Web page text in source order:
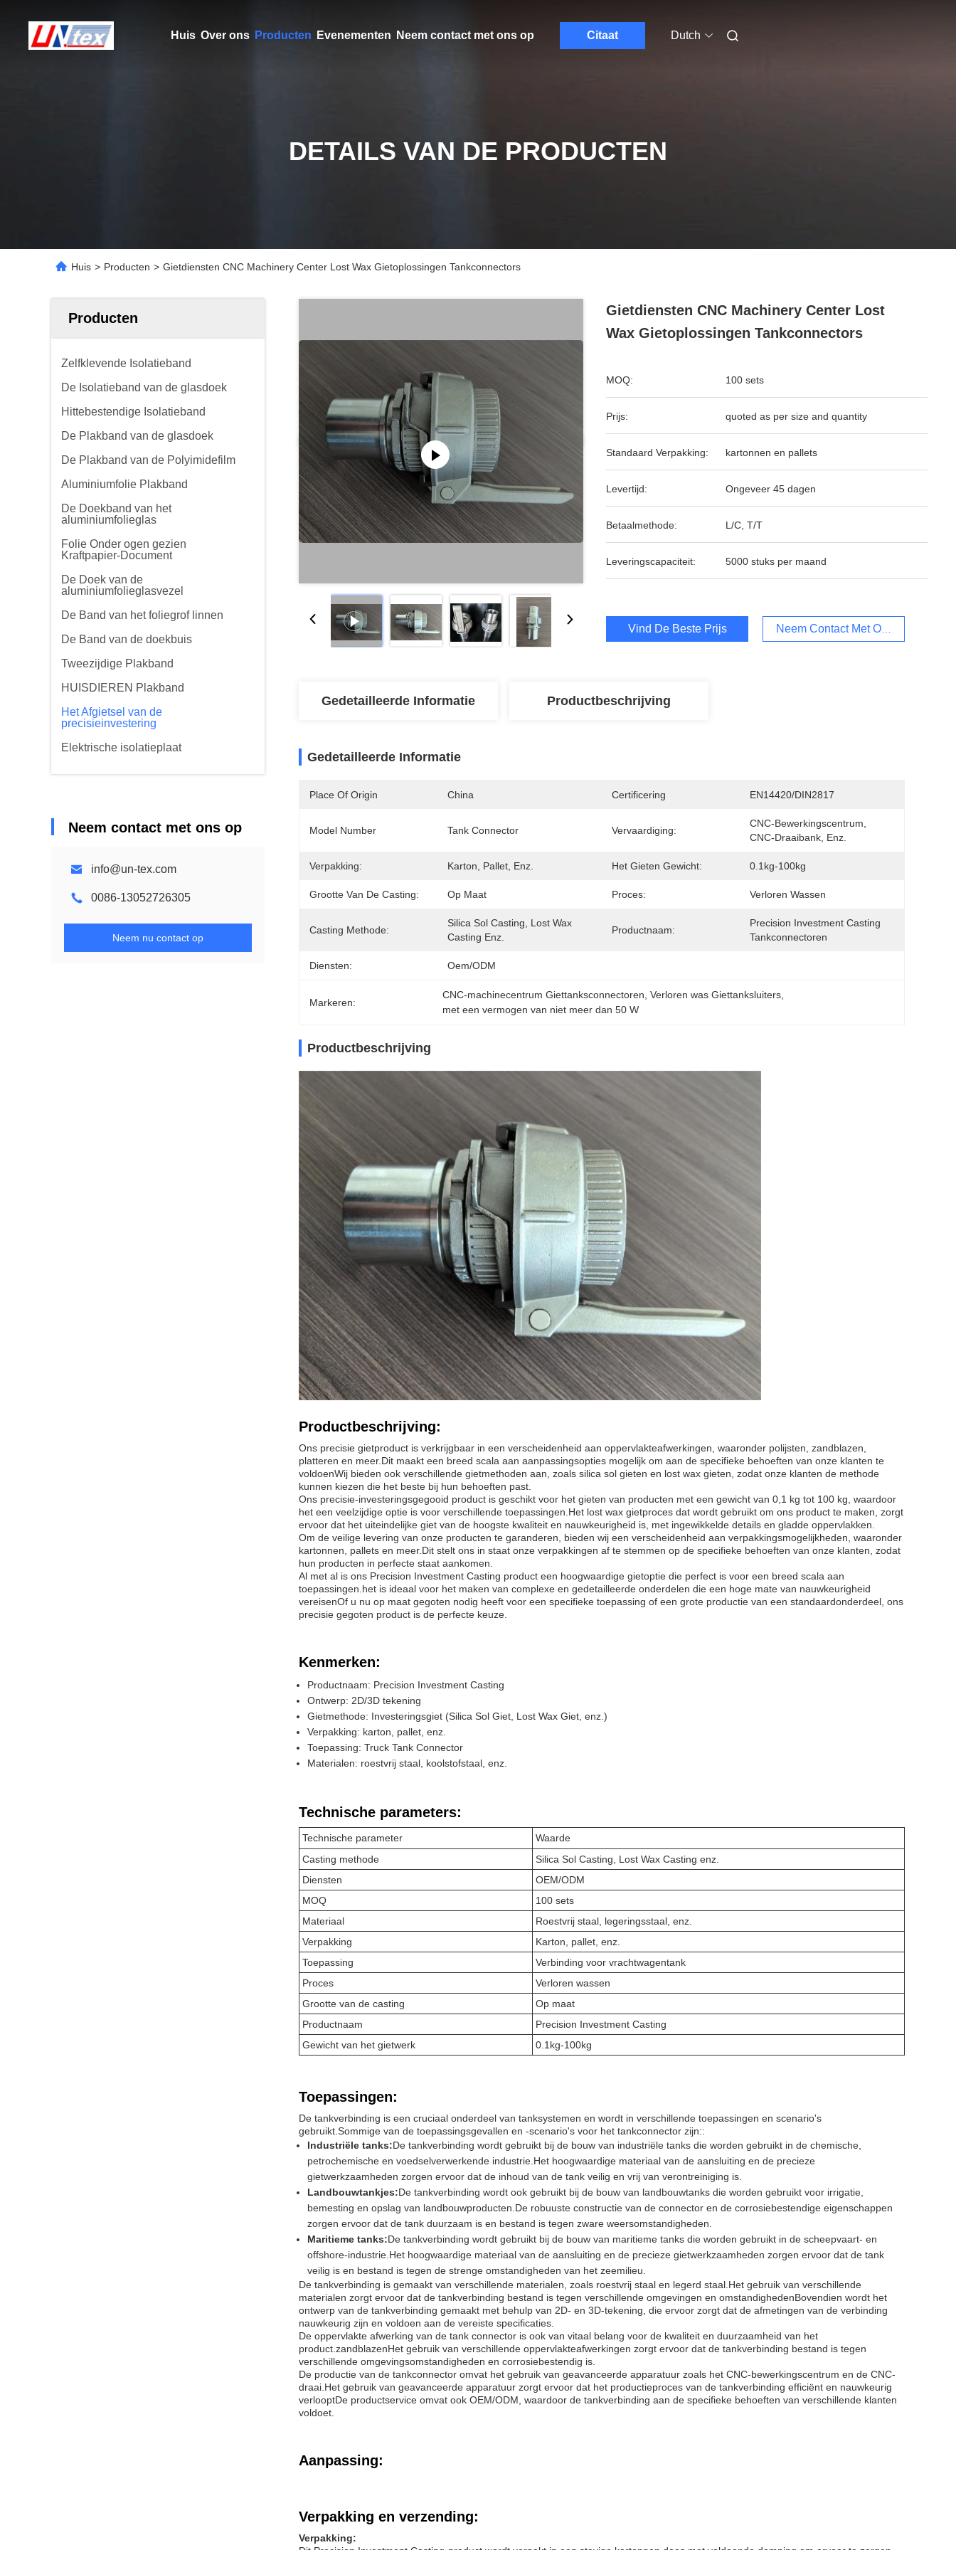
Huis Over ons Producten Evenementen Neem contact met ons op Citaat Dutch
DETAILS VAN DE PRODUCTEN
Huis > Producten > Gietdiensten CNC Machinery Center Lost Wax Gietoplossingen Tankconnectors
Producten
Zelfklevende Isolatieband
De Isolatieband van de glasdoek
Hittebestendige Isolatieband
De Plakband van de glasdoek
De Plakband van de Polyimidefilm
Aluminiumfolie Plakband
De Doekband van het
aluminiumfolieglas
Folie Onder ogen gezien
Kraftpapier-Document
De Doek van de
aluminiumfolieglasvezel
De Band van het foliegrof linnen
De Band van de doekbuis
Tweezijdige Plakband
HUISDIEREN Plakband
Het Afgietsel van de
precisieinvestering
Elektrische isolatieplaat
Neem contact met ons op
info@un-tex.com
0086-13052726305
Neem nu contact op
Gietdiensten CNC Machinery Center Lost
Wax Gietoplossingen Tankconnectors
MOQ: 100 sets
Prijs: quoted as per size and quantity
Standaard Verpakking: kartonnen en pallets
Levertijd: Ongeveer 45 dagen
Betaalmethode: L/C, T/T
Leveringscapaciteit: 5000 stuks per maand
Vind De Beste Prijs Neem Contact Met Ons Op
Gedetailleerde Informatie Productbeschrijving
Gedetailleerde Informatie
Place Of Origin China Certificering EN14420/DIN2817
Model Number Tank Connector Vervaardiging:
CNC-Bewerkingscentrum,
CNC-Draaibank, Enz.
Verpakking: Karton, Pallet, Enz. Het Gieten Gewicht: 0.1kg-100kg
Grootte Van De Casting: Op Maat Proces: Verloren Wassen
Casting Methode:
Silica Sol Casting, Lost Wax
Casting Enz.
Productnaam:
Precision Investment Casting
Tankconnectoren
Diensten: Oem/ODM
Markeren:
CNC-machinecentrum Giettanksconnectoren , Verloren was Giettanksluiters
met een vermogen van niet meer dan 50 W
Productbeschrijving
Productbeschrijving:
Ons precisie gietproduct is verkrijgbaar in een verscheidenheid aan oppervlakteafwerkingen, waaronder polijsten, zandblazen,
platteren en meer.Dit maakt een breed scala aan aanpassingsopties mogelijk om aan de specifieke behoeften van onze klanten te
voldoenWij bieden ook verschillende gietmethoden aan, zoals silica sol gieten en lost wax gieten, zodat onze klanten de methode
kunnen kiezen die het beste bij hun behoeften past.
Ons precisie-investeringsgegooid product is geschikt voor het gieten van producten met een gewicht van 0,1 kg tot 100 kg, waardoor
het een veelzijdige optie is voor verschillende toepassingen.Het lost wax gietproces dat wordt gebruikt om ons product te maken, zorgt
ervoor dat het uiteindelijke giet van de hoogste kwaliteit en nauwkeurigheid is, met ingewikkelde details en gladde oppervlakken.
Om de veilige levering van onze producten te garanderen, bieden wij een verscheidenheid aan verpakkingsmogelijkheden, waaronder
kartonnen, pallets en meer.Dit stelt ons in staat onze verpakkingen af te stemmen op de specifieke behoeften van onze klanten, zodat
hun producten in perfecte staat aankomen.
Al met al is ons Precision Investment Casting product een hoogwaardige gietoptie die perfect is voor een breed scala aan
toepassingen.het is ideaal voor het maken van complexe en gedetailleerde onderdelen die een hoge mate van nauwkeurigheid
vereisenOf u nu op maat gegoten nodig heeft voor een specifieke toepassing of een grote productie van een standaardonderdeel, ons
precisie gegoten product is de perfecte keuze.
Kenmerken:
Productnaam: Precision Investment Casting
Ontwerp: 2D/3D tekening
Gietmethode: Investeringsgiet (Silica Sol Giet, Lost Wax Giet, enz.)
Verpakking: karton, pallet, enz.
Toepassing: Truck Tank Connector
Materialen: roestvrij staal, koolstofstaal, enz.
Technische parameters:
Technische parameter
Waarde
Casting methode
Silica Sol Casting, Lost Wax Casting enz.
Diensten
OEM/ODM
MOQ
100 sets
Materiaal
Roestvrij staal, legeringsstaal, enz.
Verpakking
Karton, pallet, enz.
Toepassing
Verbinding voor vrachtwagentank
Proces
Verloren wassen
Grootte van de casting
Op maat
Productnaam
Precision Investment Casting
Gewicht van het gietwerk
0.1kg-100kg
Toepassingen:
De tankverbinding is een cruciaal onderdeel van tanksystemen en wordt in verschillende toepassingen en scenario's
gebruikt.Sommige van de toepassingsgevallen en -scenario's voor het tankconnector zijn::
Industriële tanks:De tankverbinding wordt gebruikt bij de bouw van industriële tanks die worden gebruikt in de chemische,
petrochemische en voedselverwerkende industrie.Het hoogwaardige materiaal van de aansluiting en de precieze
gietwerkzaamheden zorgen ervoor dat de inhoud van de tank veilig en vrij van verontreiniging is.
Landbouwtankjes:De tankverbinding wordt ook gebruikt bij de bouw van landbouwtanks die worden gebruikt voor irrigatie,
bemesting en opslag van landbouwproducten.De robuuste constructie van de connector en de corrosiebestendige eigenschappen
zorgen ervoor dat de tank duurzaam is en bestand is tegen zware weersomstandigheden.
Maritieme tanks:De tankverbinding wordt gebruikt bij de bouw van maritieme tanks die worden gebruikt in de scheepvaart- en
offshore-industrie.Het hoogwaardige materiaal van de aansluiting en de precieze gietwerkzaamheden zorgen ervoor dat de tank
veilig is en bestand is tegen de strenge omstandigheden van het zeemilieu.
De tankverbinding is gemaakt van verschillende materialen, zoals roestvrij staal en legerd staal.Het gebruik van verschillende
materialen zorgt ervoor dat de tankverbinding bestand is tegen verschillende omgevingen en omstandighedenBovendien wordt het
ontwerp van de tankverbinding gemaakt met behulp van 2D- en 3D-tekening, die ervoor zorgt dat de afmetingen van de verbinding
nauwkeurig zijn en voldoen aan de vereiste specificaties.
De oppervlakte afwerking van de tank connector is ook van vitaal belang voor de kwaliteit en duurzaamheid van het
product.zandblazenHet gebruik van verschillende oppervlakteafwerkingen zorgt ervoor dat de tankverbinding bestand is tegen
verschillende omgevingsomstandigheden en corrosiebestendig is.
De productie van de tankconnector omvat het gebruik van geavanceerde apparatuur zoals het CNC-bewerkingscentrum en de CNC-
draai.Het gebruik van geavanceerde apparatuur zorgt ervoor dat het productieproces van de tankverbinding efficiënt en nauwkeurig
verlooptDe productservice omvat ook OEM/ODM, waardoor de tankverbinding aan de specifieke behoeften van verschillende klanten
voldoet.
Aanpassing:
Verpakking en verzending:
Verpakking: